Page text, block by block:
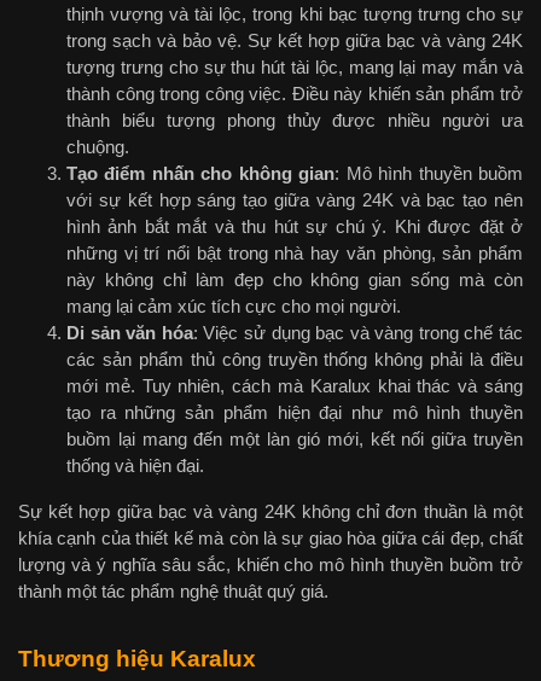
thịnh vượng và tài lộc, trong khi bạc tượng trưng cho sự
trong sạch và bảo vệ. Sự kết hợp giữa bạc và vàng 24K
tượng trưng cho sự thu hút tài lộc, mang lại may mắn và
thành công trong công việc. Điều này khiến sản phẩm trở
thành biểu tượng phong thủy được nhiều người ưa
chuộng.
Tạo điểm nhấn cho không gian: Mô hình thuyền buồm
với sự kết hợp sáng tạo giữa vàng 24K và bạc tạo nên
hình ảnh bắt mắt và thu hút sự chú ý. Khi được đặt ở
những vị trí nổi bật trong nhà hay văn phòng, sản phẩm
này không chỉ làm đẹp cho không gian sống mà còn
mang lại cảm xúc tích cực cho mọi người.
Di sản văn hóa: Việc sử dụng bạc và vàng trong chế tác
các sản phẩm thủ công truyền thống không phải là điều
mới mẻ. Tuy nhiên, cách mà Karalux khai thác và sáng
tạo ra những sản phẩm hiện đại như mô hình thuyền
buồm lại mang đến một làn gió mới, kết nối giữa truyền
thống và hiện đại.
Sự kết hợp giữa bạc và vàng 24K không chỉ đơn thuần là một
khía cạnh của thiết kế mà còn là sự giao hòa giữa cái đẹp, chất
lượng và ý nghĩa sâu sắc, khiến cho mô hình thuyền buồm trở
thành một tác phẩm nghệ thuật quý giá.
Thương hiệu Karalux